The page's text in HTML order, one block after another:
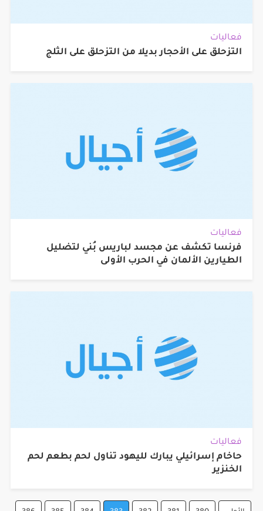
فعاليات
التزحلق على الأحجار بديلا من التزحلق على الثلج
فعاليات
فرنسا تكشف عن مجسد لباريس بُني لتضليل
الطيارين الألمان في الحرب الأولى
فعاليات
حاخام إسرائيلي يبارك لليهود تناول لحم بطعم لحم
الخنزير